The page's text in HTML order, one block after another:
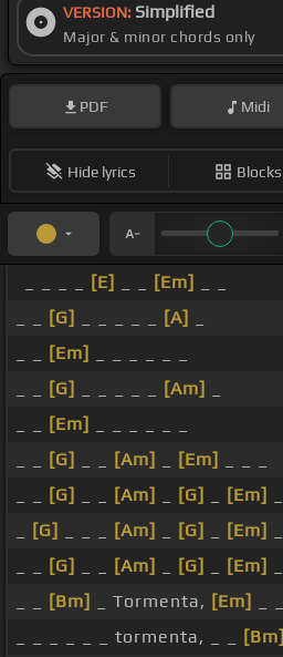
VERSION: Simplified
Major & minor chords only
PDF Midi
Hide lyrics Blocks
[E] [Em]
[G] [A]
[Em]
[G] [Am]
[Em]
[G] [Am] [Em]
[G] [Am] [G] [Em]
[G] [Am] [G] [Em]
[G] [Am] [G] [Em]
[Bm] _ Tormenta, [Em]
_ _ _ _ _ _ tormenta, _ _
[Bm]